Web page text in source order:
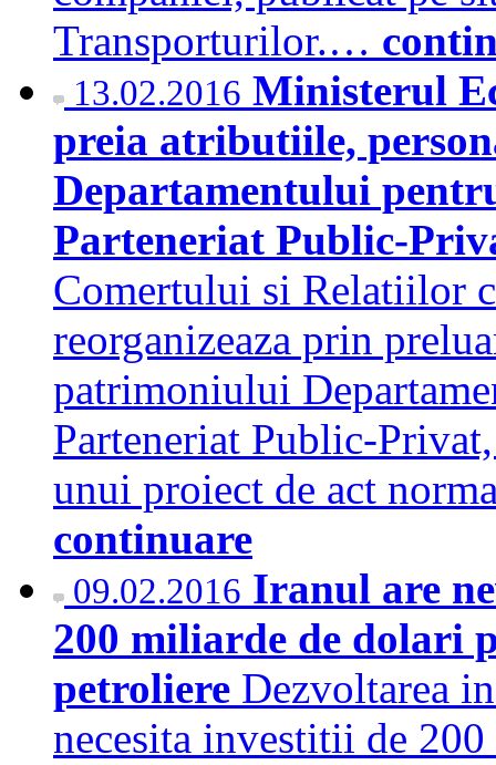
Transporturilor.…
13.02.2016 Ministerul
preia atributiile,
Departamentului
Parteneriat Public-
Comertului si Relatiilor
reorganizeaza prin
patrimoniului
Parteneriat Public-
unui proiect de act
continuare
09.02.2016 Iranul are
200 miliarde de dolari
petroliere Dezvoltarea
necesita investitii de